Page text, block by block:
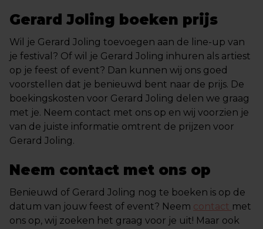
Gerard Joling boeken prijs
Wil je Gerard Joling toevoegen aan de line-up van
je festival? Of wil je Gerard Joling inhuren als artiest
op je feest of event? Dan kunnen wij ons goed
voorstellen dat je benieuwd bent naar de prijs. De
boekingskosten voor Gerard Joling delen we graag
met je. Neem contact met ons op en wij voorzien je
van de juiste informatie omtrent de prijzen voor
Gerard Joling.
Neem contact met ons op
Benieuwd of Gerard Joling nog te boeken is op de
datum van jouw feest of event? Neem contact met
ons op, wij zoeken het graag voor je uit! Maar ook